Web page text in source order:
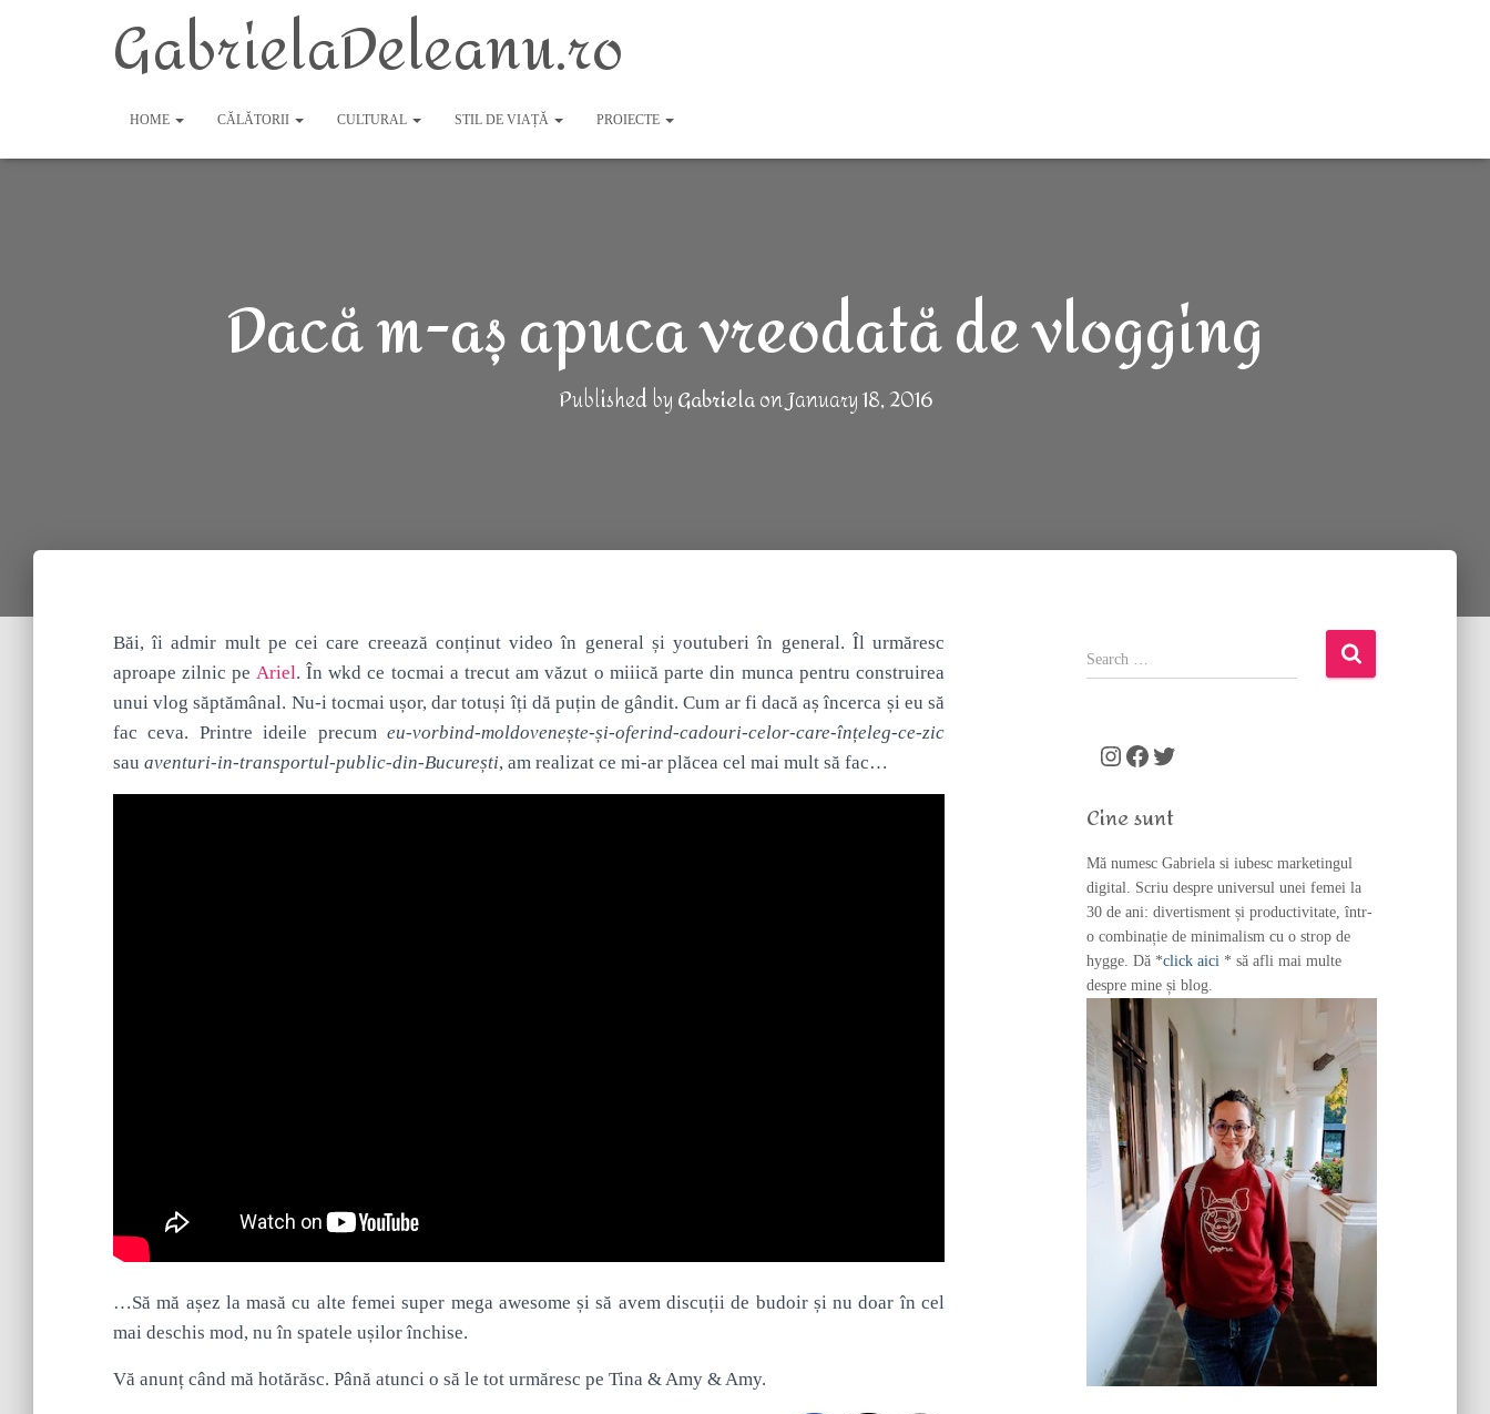
GabrielaDeleanu.ro
HOME CĂLĂTORII CULTURAL STIL DE VIAȚĂ PROIECTE
Dacă m-aș apuca vreodată de vlogging
Published byGabrielaonJanuary 18, 2016
Băi, îi admir mult pe cei care creează conținut video în general și youtuberi în general. Îl urmăresc
aproape zilnic pe Ariel. În wkd ce tocmai a trecut am văzut o miiică parte din munca pentru construirea
unui vlog săptămânal. Nu-i tocmai ușor, dar totuși îți dă puțin de gândit. Cum ar fi dacă aș încerca și eu să
fac ceva. Printre ideile precum eu-vorbind-moldovenește-și-oferind-cadouri-celor-care-înțeleg-ce-zic
sau aventuri-in-transportul-public-din-București, am realizat ce mi-ar plăcea cel mai mult să fac…
…Să mă așez la masă cu alte femei super mega awesome și să avem discuții de budoir și nu doar în cel
mai deschis mod, nu în spatele ușilor închise.
Vă anunț când mă hotărăsc. Până atunci o să le tot urmăresc pe Tina & Amy & Amy.
S
e
o
:
Instagram Facebook Twitter
Cine sunt
Mă numesc Gabriela si iubesc marketingul
digital. Scriu despre universul unei femei la
30 de ani: divertisment și productivitate, într-
o combinație de minimalism cu o strop de
hygge. Dă *click aici * să afli mai multe
despre mine și blog.